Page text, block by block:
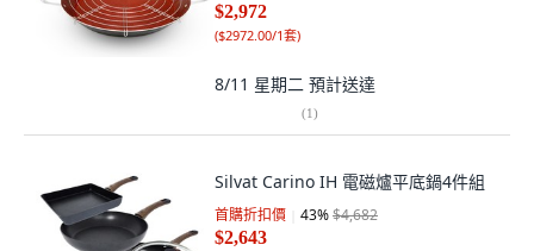
$2,972
($2972.00/1套)
8/11 星期二 預計送達
(1)
Silvat Carino IH 電磁爐平底鍋4件組
首購折扣價 43%$4,682
$2,643